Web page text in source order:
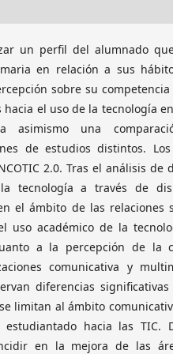
un perfil del alumnado
en relación a sus
sobre su
hacia el uso de la tecnología
asimismo una
de estudios distintos.
2.0. Tras el análisis de
tecnología a través de
el ámbito de las relaciones
uso académico de la
a la percepción de la
comunicativa y
diferencias
limitan al ámbito
hacia las TIC.
en la mejora de las